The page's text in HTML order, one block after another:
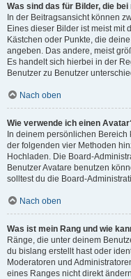
Was sind das für Bilder, die
In der Beitragsansicht können
Eines dieser Bilder ist meist mit
Kästchen oder Punkte, die
angeben. Das andere, meist
Es handelt sich hierbei in der
Benutzer zu Benutzer
Nach oben
Wie verwende ich einen
In deinem persönlichen Bereich
der folgenden vier Methoden
Hochladen. Die Board-
Benutzer Avatare benutzen
solltest du die Board-
Nach oben
Was ist mein Rang und wie
Ränge, die unter deinem
du bislang erstellt hast oder
Moderatoren und
eines Ranges nicht direkt